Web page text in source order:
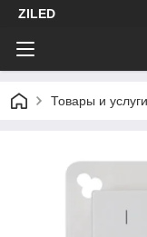
ZILED
Товары и услуги